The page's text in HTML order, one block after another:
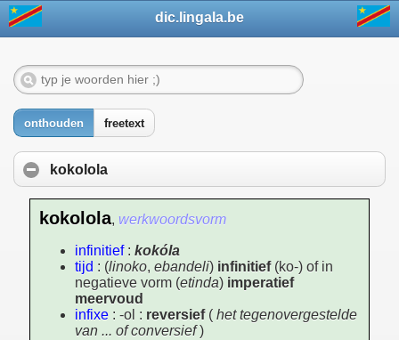
dic.lingala.be
onthouden freetext
kokolola
kokolola, werkwoordsvorm
infinitief: kokóla
tijd : (linoko, ebandeli) infinitief(ko-) of in
negatieve vorm (etinda) imperatief
meervoud
infixe : -ol : reversief( het tegenovergestelde
van ... of conversief)